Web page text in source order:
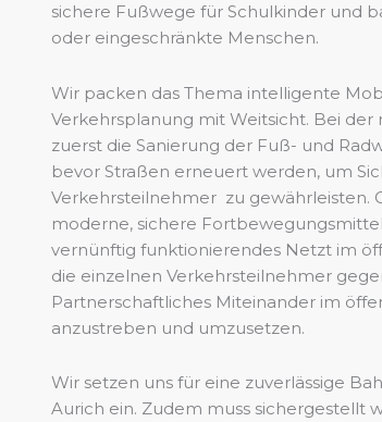
sichere Fußwege für Schulkinder und
oder eingeschränkte Menschen.
Wir packen das Thema intelligente
Verkehrsplanung mit Weitsicht. Bei
zuerst die Sanierung der Fuß- und
bevor Straßen erneuert werden, um
Verkehrsteilnehmer zu gewährleisten.
moderne, sichere
vernünftig funktionierendes Netzt im
die einzelnen Verkehrsteilnehmer
Partnerschaftliches Miteinander im
anzustreben und umzusetzen.
Wir setzen uns für eine zuverlässige
Aurich ein. Zudem muss sichergestellt